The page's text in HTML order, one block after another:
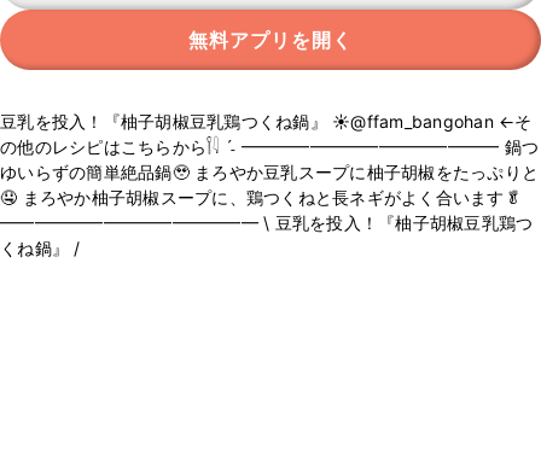
無料アプリを開く
豆乳を投入！『柚子胡椒豆乳鶏つくね鍋』 ‪‪☀️@ffam_bangohan ←そ
の他のレシピはこちらから𓌉𓇋 ˊ˗ ━━━━━━━━━━━━━━━ 鍋つ
ゆいらずの簡単絶品鍋🥹 まろやか豆乳スープに柚子胡椒をたっぷりと
🤤 まろやか柚子胡椒スープに、鶏つくねと長ネギがよく合います🥬
━━━━━━━━━━━━━━━ \ 豆乳を投入！『柚子胡椒豆乳鶏つ
くね鍋』 /